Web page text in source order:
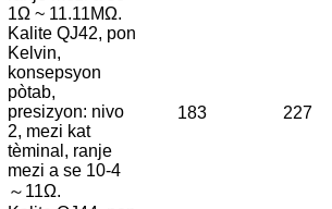
1Ω ~ 11.11MΩ.
Kalite QJ42, pon
Kelvin,
konsepsyon
pòtab,
presizyon: nivo
2, mezi kat
tèminal, ranje
mezi a se 10-4
～11Ω.
183 227